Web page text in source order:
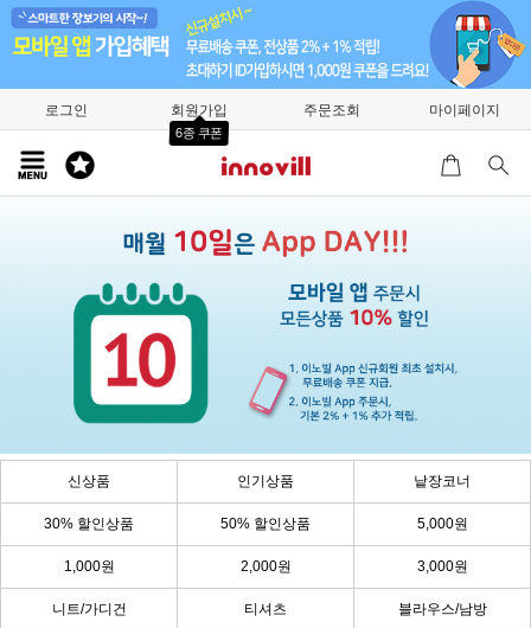
로그인 회원가입
6종 쿠폰
주문조회 마이페이지
신상품 인기상품 낱장코너
30% 할인상품 50% 할인상품 5,000원
1,000원 2,000원 3,000원
니트/가디건 티셔츠 블라우스/남방